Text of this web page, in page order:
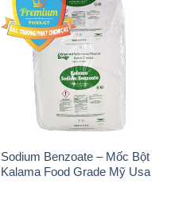
Sodium Benzoate – Mốc Bột
Kalama Food Grade Mỹ Usa